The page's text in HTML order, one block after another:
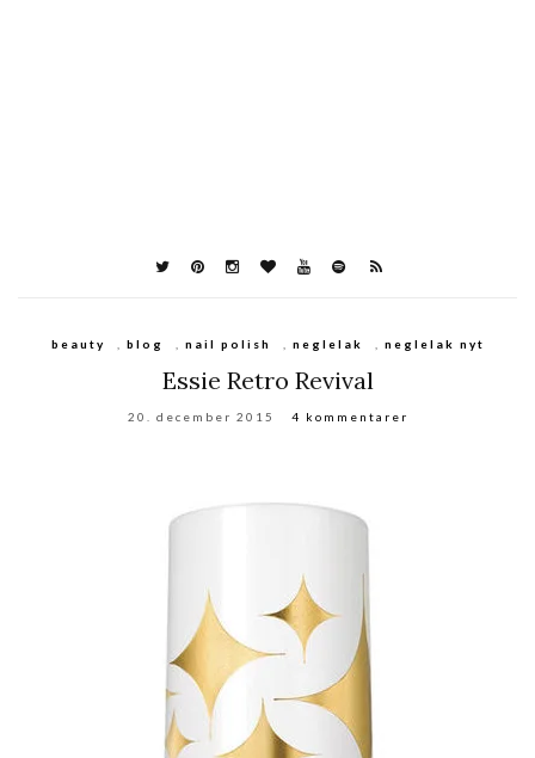
beauty , blog , nail polish , neglelak , neglelak nyt
Essie Retro Revival
20. december 2015 4 kommentarer